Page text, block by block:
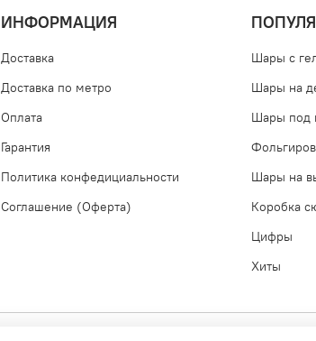
ИНФОРМАЦИЯ
Доставка
Доставка по метро
Оплата
Гарантия
Политика конфедициальности
Соглашение (Оферта)
Шары с
Шары на
Шары под
Шары на
Коробка
Цифры
Хиты